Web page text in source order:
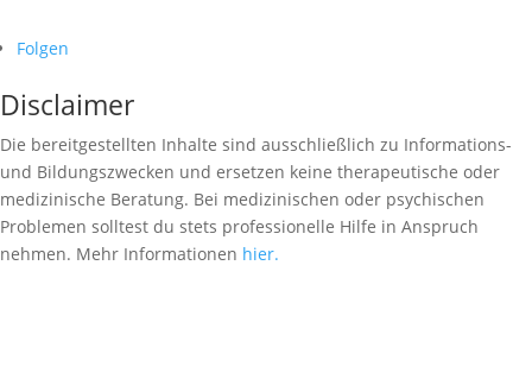
Folgen
Disclaimer
Die bereitgestellten Inhalte sind ausschließlich zu Informations-
und Bildungszwecken und ersetzen keine therapeutische oder
medizinische Beratung. Bei medizinischen oder psychischen
Problemen solltest du stets professionelle Hilfe in Anspruch
nehmen. Mehr Informationen hier.